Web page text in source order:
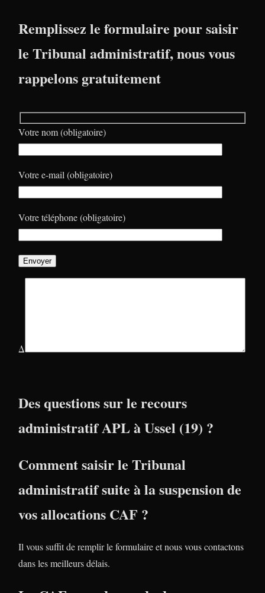
Remplissez le formulaire pour saisir
le Tribunal administratif, nous vous
rappelons gratuitement
Votre nom (obligatoire)
Votre e-mail (obligatoire)
Votre téléphone (obligatoire)
Δ
Des questions sur le recours
administratif APL à Ussel (19) ?
Comment saisir le Tribunal
administratif suite à la suspension de
vos allocations CAF ?
Il vous suffit de remplir le formulaire et nous vous contactons
dans les meilleurs délais.